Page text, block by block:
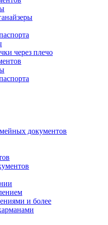
через плечо
документов
и более